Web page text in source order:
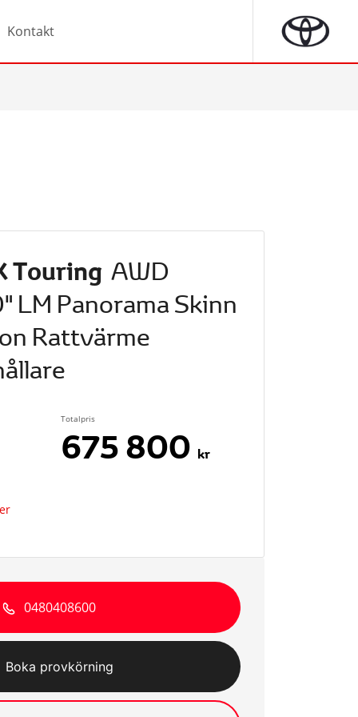
Kontakt
Touring AWD
LM Panorama Skinn
Rattvärme
Totalpris
675 800 kr
0480408600
Boka provkörning